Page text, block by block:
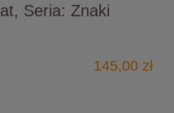
Seria: Znaki
145,00 zł